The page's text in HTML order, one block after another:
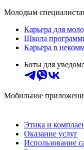
Молодым
Карьера для
Школа
Карьера в
Боты для
Мобильное
Этика и
Оказание услуг
Использование